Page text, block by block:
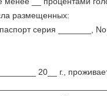
размещенных:
серия _______,
20__ г.,